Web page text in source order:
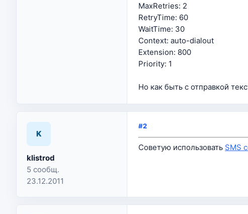
MaxRetries: 2
RetryTime: 60
WaitTime: 30
Context: auto-dialout
Extension: 800
Priority: 1
Но как быть с отправкой
K
klistrod
5 сообщ.
23.12.2011
#2
Советую использовать SMS